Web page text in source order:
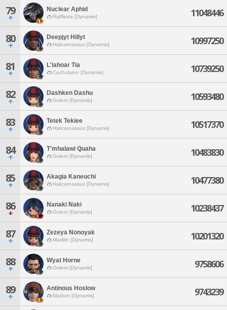
79 Nuclear Aphid
Rafflesia [Dynamis] 11048446
80 Deepjyt Hillyt
Halicarnassus [Dynamis] 10997250
81 L'iahoar Tia
Cuchulainn [Dynamis] 10739250
82 Dashken Dashu
Golem [Dynamis] 10593480
83 Tetek Tekiee
Halicarnassus [Dynamis] 10517370
84 T'mhalawi Quaha
Golem [Dynamis] 10483830
85 Akagia Kaneuchi
Halicarnassus [Dynamis] 10477380
86 Nanaki Naki
Golem [Dynamis] 10238437
87 Zezeya Nonoyak
Marilith [Dynamis] 10201320
88 Wyat Horne
Golem [Dynamis] 9758606
89 Antinous Hoslow
Maduin [Dynamis] 9743239